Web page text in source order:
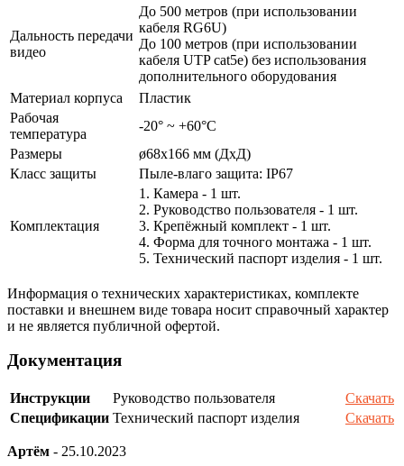
Дальность передачи
видео
До 500 метров (при использовании
кабеля RG6U)
До 100 метров (при использовании
кабеля UTP cat5e) без использования
дополнительного оборудования
Материал корпуса
Пластик
Рабочая
температура
-20° ~ +60°С
Размеры
ø68x166 мм (ДхД)
Класс защиты
Пыле-влаго защита: IP67
Комплектация
1. Камера - 1 шт.
2. Руководство пользователя - 1 шт.
3. Крепёжный комплект - 1 шт.
4. Форма для точного монтажа - 1 шт.
5. Технический паспорт изделия - 1 шт.
Информация о технических характеристиках, комплекте
поставки и внешнем виде товара носит справочный характер
и не является публичной офертой.
Документация
Инструкции Руководство пользователя
Скачать
Спецификации Технический паспорт изделия Скачать
Артём - 25.10.2023